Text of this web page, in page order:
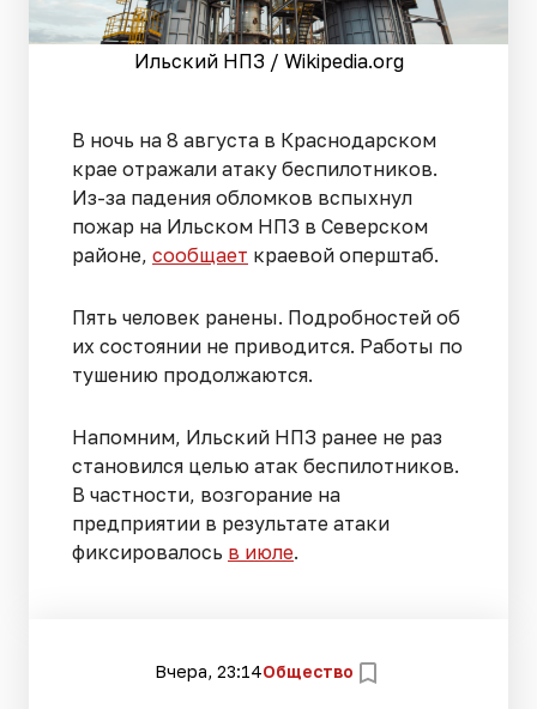
Ильский НПЗ / Wikipedia.org
В ночь на 8 августа в Краснодарском
крае отражали атаку беспилотников.
Из-за падения обломков вспыхнул
пожар на Ильском НПЗ в Северском
районе, сообщает краевой оперштаб.
Пять человек ранены. Подробностей об
их состоянии не приводится. Работы по
тушению продолжаются.
Напомним, Ильский НПЗ ранее не раз
становился целью атак беспилотников.
В частности, возгорание на
предприятии в результате атаки
фиксировалось в июле.
Вчера, 23:14Общество